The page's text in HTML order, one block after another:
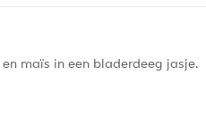
maïs in een bladerdeeg jasje.